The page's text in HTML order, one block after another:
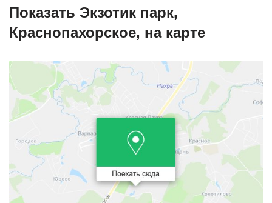
Показать Экзотик парк,
Краснопахорское, на карте